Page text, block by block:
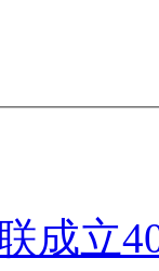
成立